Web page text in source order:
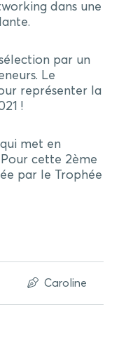
dans une
par un
Le
représenter la
!
met en
cette 2ème
par le Trophée
Caroline